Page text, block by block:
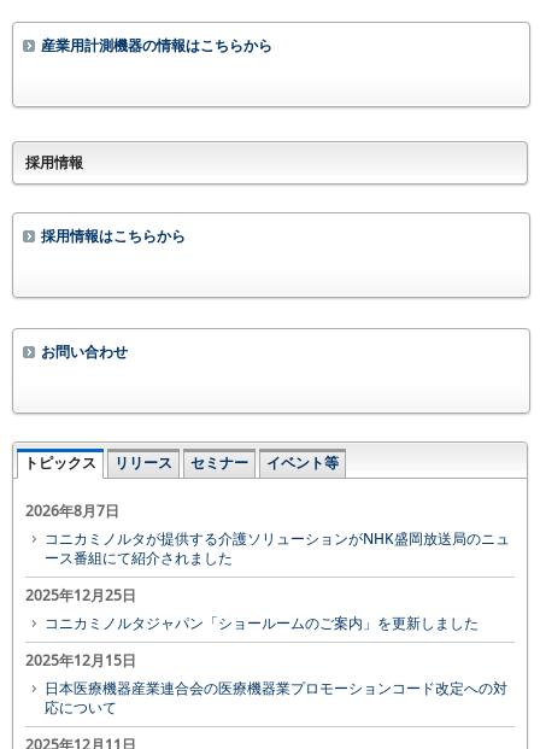
産業用計測機器の情報はこちらから
採用情報
採用情報はこちらから
お問い合わせ
トピックス リリース セミナー イベント等
2026年8月7日
コニカミノルタが提供する介護ソリューションがNHK盛岡放送局のニュ
ース番組にて紹介されました
2025年12月25日
コニカミノルタジャパン「ショールームのご案内」を更新しました
2025年12月15日
日本医療機器産業連合会の医療機器業プロモーションコード改定への対
応について